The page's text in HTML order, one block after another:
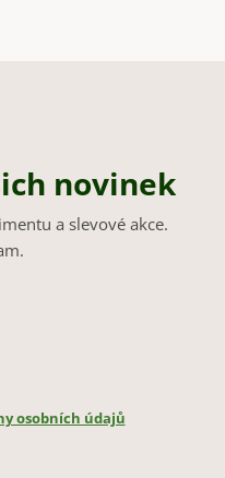
novinek
a slevové akce.
osobních údajů